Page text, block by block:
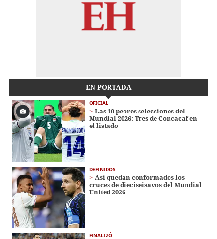
EN PORTADA
OFICIAL
Las 10 peores selecciones del
Mundial 2026: Tres de Concacaf en
el listado
DEFINIDOS
Así quedan conformados los
cruces de dieciseisavos del Mundial
United 2026
FINALIZÓ